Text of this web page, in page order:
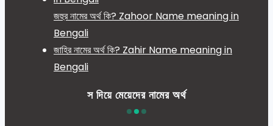
জহুর নামের অর্থ কি? Zahoor Name meaning in
Bengali
জাহির নামের অর্থ কি? Zahir Name meaning in
Bengali
স দিয়ে মেয়েদের নামের অর্থ